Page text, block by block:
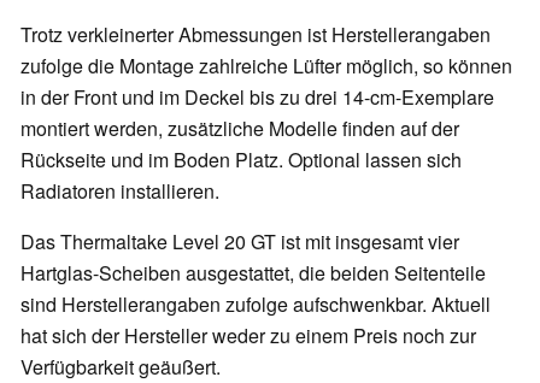
Trotz verkleinerter Abmessungen ist Herstellerangaben
zufolge die Montage zahlreiche Lüfter möglich, so können
in der Front und im Deckel bis zu drei 14-cm-Exemplare
montiert werden, zusätzliche Modelle finden auf der
Rückseite und im Boden Platz. Optional lassen sich
Radiatoren installieren.
Das Thermaltake Level 20 GT ist mit insgesamt vier
Hartglas-Scheiben ausgestattet, die beiden Seitenteile
sind Herstellerangaben zufolge aufschwenkbar. Aktuell
hat sich der Hersteller weder zu einem Preis noch zur
Verfügbarkeit geäußert.